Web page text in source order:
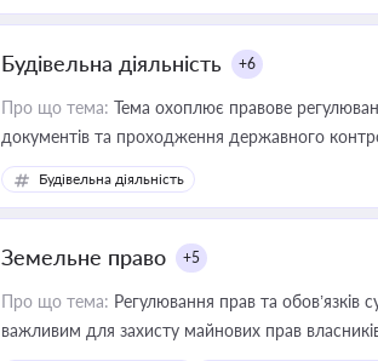
Будівельна діяльність +6
Про що тема: Тема охоплює правове
документів та проходження державного
Будівельна діяльність
Земельне право +5
Про що тема: Регулювання прав та обов’язків
важливим для захисту майнових прав